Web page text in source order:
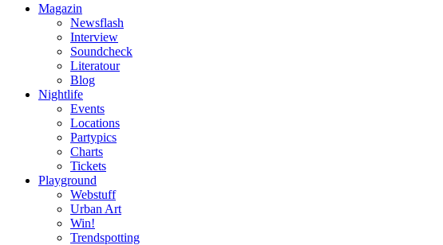
Magazin
Newsflash
Interview
Soundcheck
Literatour
Blog
Nightlife
Events
Locations
Partypics
Charts
Tickets
Playground
Webstuff
Urban Art
Win!
Trendspotting